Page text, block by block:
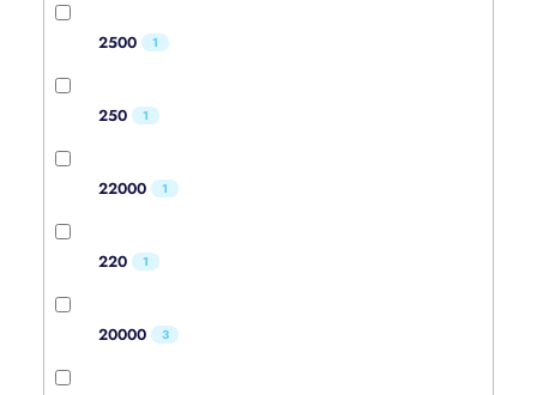
2500 1
250 1
22000 1
220 1
20000 3